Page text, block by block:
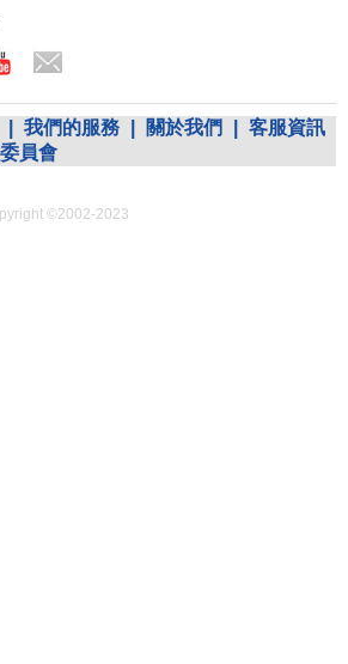
我們的服務 關於我們
客服資訊
員會
©2002-2023